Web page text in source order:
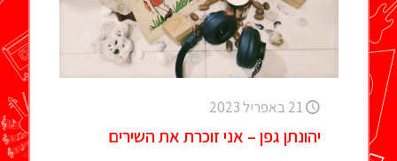
21 באפריל 2023
יהונתן גפן – אני זוכרת את השירים